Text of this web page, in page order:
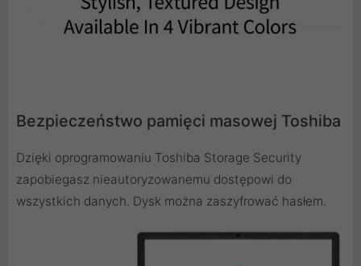
Bezpieczeństwo pamięci masowej Toshiba
Dzięki oprogramowaniu Toshiba Storage Security
zapobiegasz nieautoryzowanemu dostępowi do
wszystkich danych. Dysk można zaszyfrować hasłem.